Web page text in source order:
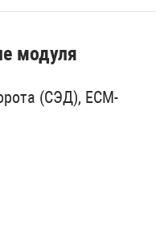
модуля
(СЭД), ECM-